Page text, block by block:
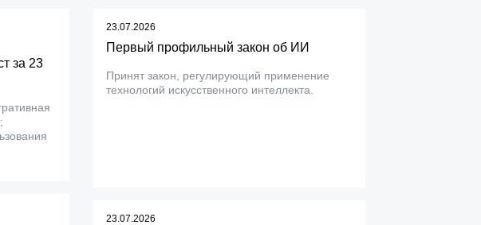
за 23
23.07.2026
Первый профильный закон об ИИ
Принят закон, регулирующий применение
технологий искусственного интеллекта.
23.07.2026